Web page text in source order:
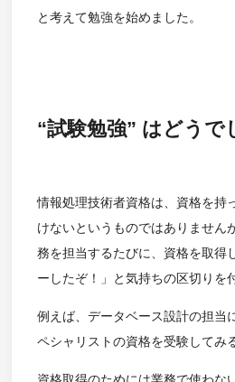
と考えて勉強を始めました。
“試験勉強” はどうで
情報処理技術者資格は、資格を持
けないというものではありません
務を担当するたびに、資格を取得
ーしたぞ！」と気持ちの区切りを
例えば、データベース設計の担当
ペシャリストの資格を受験してみ
資格取得のためには業務で使わな